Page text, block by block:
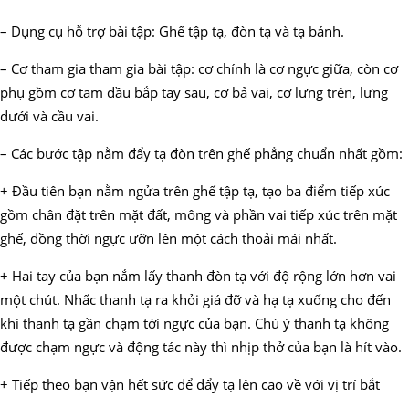
– Dụng cụ hỗ trợ bài tập: Ghế tập tạ, đòn tạ và tạ bánh.
– Cơ tham gia tham gia bài tập: cơ chính là cơ ngực giữa, còn cơ
phụ gồm cơ tam đầu bắp tay sau, cơ bả vai, cơ lưng trên, lưng
dưới và cầu vai.
– Các bước tập nằm đẩy tạ đòn trên ghế phẳng chuẩn nhất gồm:
+ Đầu tiên bạn nằm ngửa trên ghế tập tạ, tạo ba điểm tiếp xúc
gồm chân đặt trên mặt đất, mông và phần vai tiếp xúc trên mặt
ghế, đồng thời ngực ưỡn lên một cách thoải mái nhất.
+ Hai tay của bạn nắm lấy thanh đòn tạ với độ rộng lớn hơn vai
một chút. Nhấc thanh tạ ra khỏi giá đỡ và hạ tạ xuống cho đến
khi thanh tạ gần chạm tới ngực của bạn. Chú ý thanh tạ không
được chạm ngực và động tác này thì nhịp thở của bạn là hít vào.
+ Tiếp theo bạn vận hết sức để đẩy tạ lên cao về với vị trí bắt